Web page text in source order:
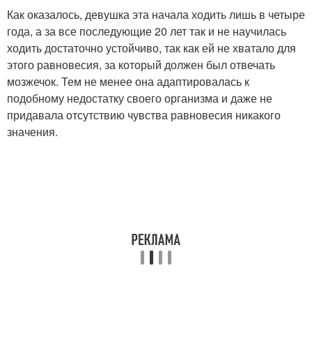
Как оказалось, девушка эта начала ходить лишь в четыре
года, а за все последующие 20 лет так и не научилась
ходить достаточно устойчиво, так как ей не хватало для
этого равновесия, за который должен был отвечать
мозжечок. Тем не менее она адаптировалась к
подобному недостатку своего организма и даже не
придавала отсутствию чувства равновесия никакого
значения.